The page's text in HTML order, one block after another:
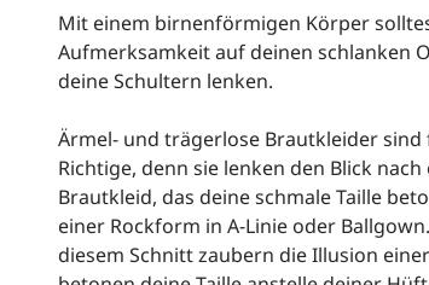
Mit einem birnenförmigen Körper
Aufmerksamkeit auf deinen schlanken
deine Schultern lenken.
Ärmel- und trägerlose Brautkleider sind
Richtige, denn sie lenken den Blick nach
Brautkleid, das deine schmale Taille
einer Rockform in A-Linie oder
diesem Schnitt zaubern die Illusion